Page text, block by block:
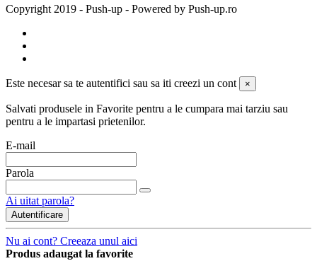
Copyright 2019 - Push-up - Powered by Push-up.ro
Este necesar sa te autentifici sau sa iti creezi un cont ×
Salvati produsele in Favorite pentru a le cumpara mai tarziu sau
pentru a le impartasi prietenilor.
E-mail
Parola
Ai uitat parola?
Autentificare
Nu ai cont? Creeaza unul aici
Produs adaugat la favorite